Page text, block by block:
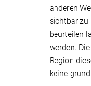
anderen
sichtbar zu
beurteilen
werden.
Region
keine